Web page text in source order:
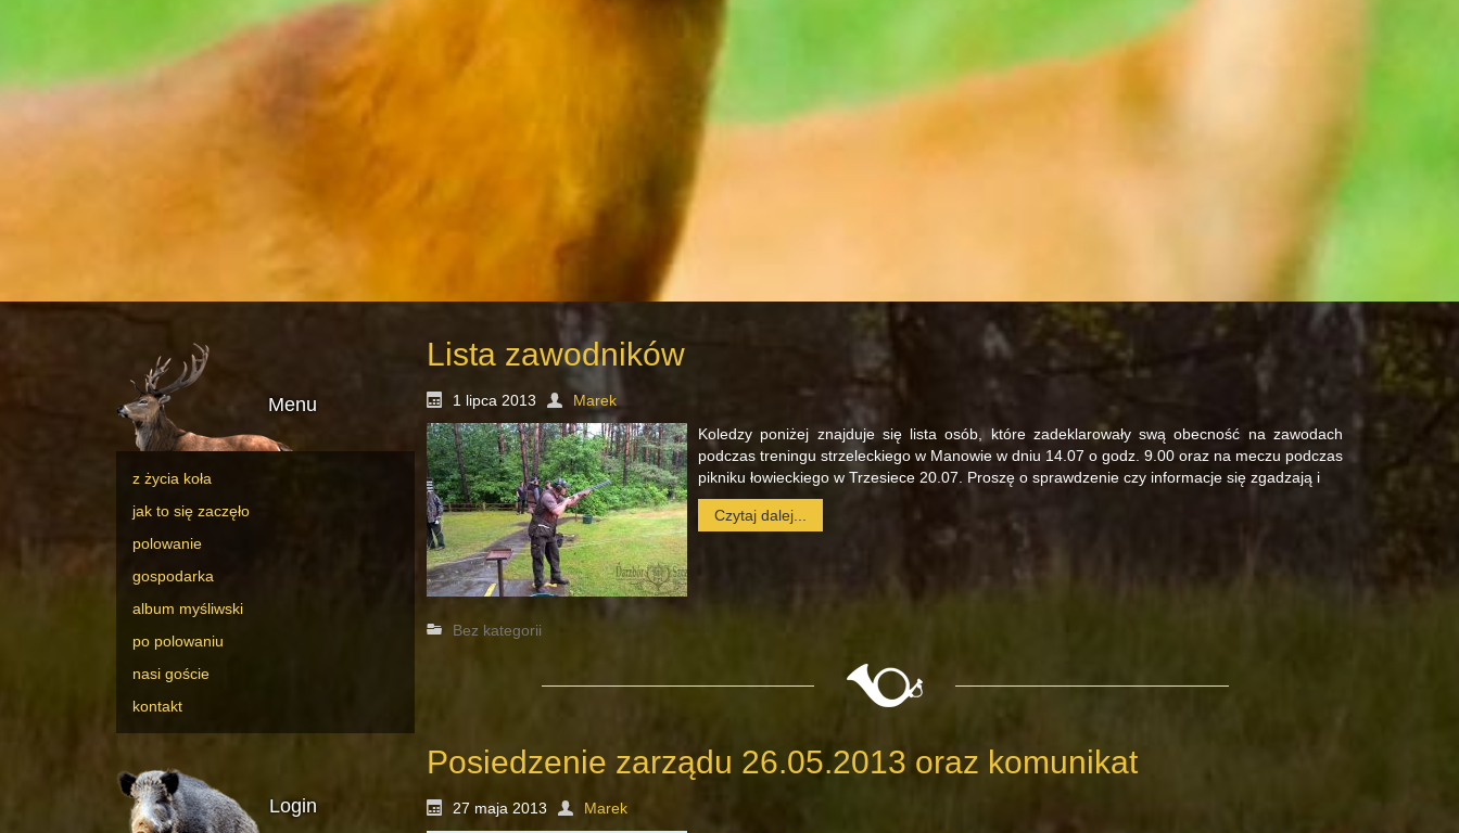
Menu
z życia koła
jak to się zaczęło
polowanie
gospodarka
album myśliwski
po polowaniu
nasi goście
kontakt
Login
Lista zawodników
1 lipca 2013
Marek
Koledzy poniżej znajduje się lista osób, które zadeklarowały swą obecność na zawodach
podczas treningu strzeleckiego w Manowie w dniu 14.07 o godz. 9.00 oraz na meczu podczas
pikniku łowieckiego w Trzesiece 20.07. Proszę o sprawdzenie czy informacje się zgadzają i
Czytaj dalej...
Bez kategorii
Posiedzenie zarządu 26.05.2013 oraz komunikat
27 maja 2013
Marek